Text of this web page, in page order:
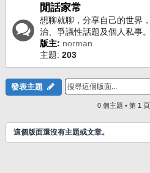
閒話家常
想聊就聊，分享自己的世界
治、爭議性話題及個人私事。
版主: norman
主題: 203
發表主題
0 個主題 • 第 1
這個版面還沒有主題或文章。